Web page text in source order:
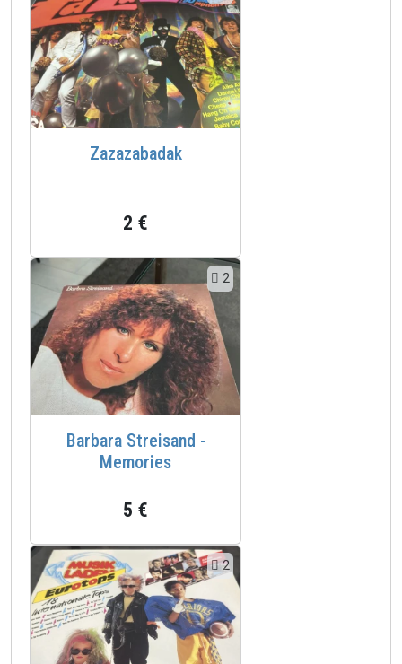
Zazazabadak
2 €
2
Barbara Streisand -
Memories
5 €
2